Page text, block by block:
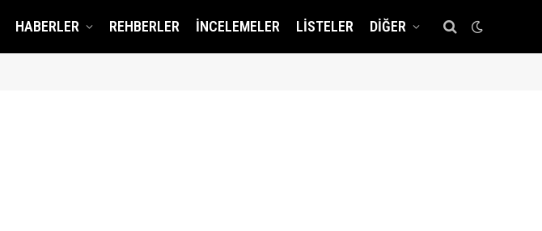
HABERLER REHBERLER İNCELEMELER LISTELER DIĞER